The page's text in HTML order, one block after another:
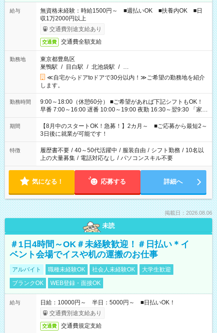
給与
無資格未経験：時給1500円～ ■週払いOK ■扶養内OK ■日
収1万2000円以上
交通費別途支給あり
交通費 交通費全額支給
勤務地
東京都豊島区
巣鴨駅 / 目白駅 / 北池袋駅 / …
≪自宅からドアtoドアで30分以内！≫ご希望の勤務地を紹介
します。
勤務時間
9:00～18:00（休憩60分） ■ご希望があれば下記シフトもOK！
早番 7:00～16:00 遅番 10:00～19:00 夜勤 16:30～翌9:30 「家族
と休みを合わせたい」 「余裕を持って夕飯の準備がしたい」
「できれば残業はしたくない」 など、ご希望を教えてください
ね。 ※Wワーク希望の方へ 今ご覧のお仕事で希望する勤務時間
と、もう1つのお仕事の勤務時間。 合計で週40時間を超える場
合は応募できません。
期間
【8月中のスタートOK！急募！】2カ月～ ■ご応募から最短2～
3日後に就業が可能です！
特徴 履歴書不要 / 40～50代活躍中 / 服装自由 / シフト勤務 / 10名以
上の大量募集 / 電話対応なし / パソコンスキル不要
気になる！ 応募する 詳細へ
掲載日：2026.08.06
未読
＃1日4時間～OK＃未経験歓迎！＃日払い＊イ
ベント会場でイスや机の運搬のお仕事
アルバイト 職種未経験OK 社会人未経験OK
大学生歓迎
ブランクOK
WEB登録・面接OK
給与
日給：10000円～ 半日：5000円～ ■日払いOK！
交通費別途支給あり
交通費 交通費規定支給